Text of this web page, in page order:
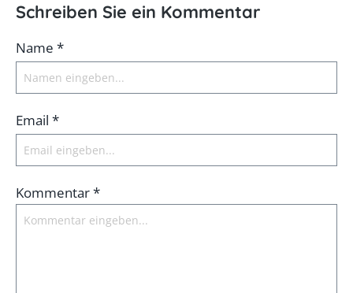
Schreiben Sie ein Kommentar
Name *
Email *
Kommentar *